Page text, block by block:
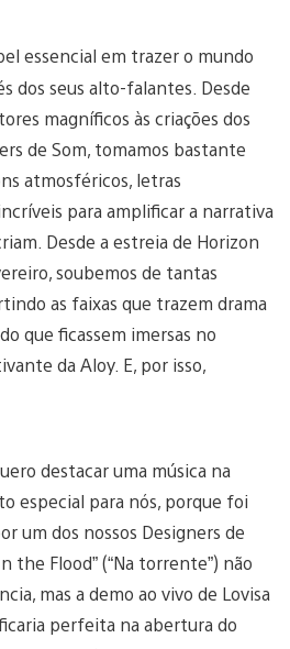
essencial em trazer o mundo
dos seus alto-falantes. Desde
magníficos às criações dos
de Som, tomamos bastante
atmosféricos, letras
para amplificar a narrativa
Desde a estreia de Horizon
soubemos de tantas
as faixas que trazem drama
que ficassem imersas no
da Aloy. E, por isso,
destacar uma música na
especial para nós, porque foi
um dos nossos Designers de
the Flood” (“Na torrente”) não
mas a demo ao vivo de Lovisa
perfeita na abertura do